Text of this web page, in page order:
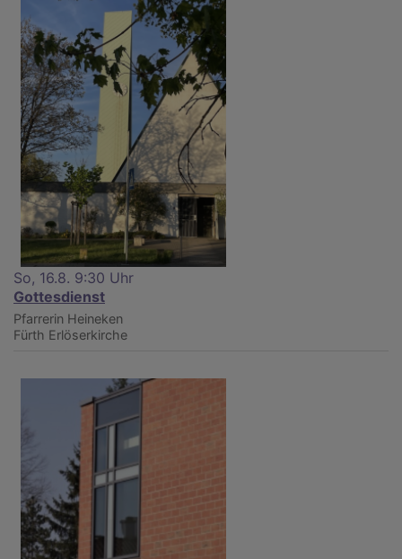
So, 16.8. 9:30 Uhr
Gottesdienst
Pfarrerin Heineken
Fürth Erlöserkirche